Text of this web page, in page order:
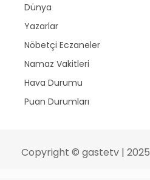
Dünya
Yazarlar
Nöbetçi Eczaneler
Namaz Vakitleri
Hava Durumu
Puan Durumları
Copyright © gastetv | 2025